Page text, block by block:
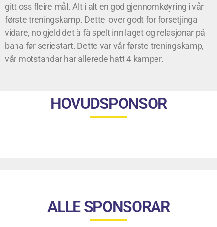
gitt oss fleire mål. Alt i alt en god gjennomkøyring i vår
første treningskamp. Dette lover godt for forsetjinga
vidare, no gjeld det å få spelt inn laget og relasjonar på
bana før seriestart. Dette var vår første treningskamp,
vår motstandar har allerede hatt 4 kamper.
HOVUDSPONSOR
ALLE SPONSORAR